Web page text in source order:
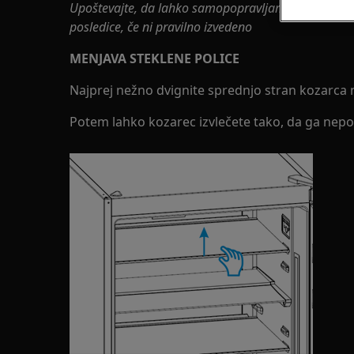
Upoštevajte, da lahko samopopravljanje ali
posledice, če ni pravilno izvedeno
MENJAVA STEKLENE POLICE
Najprej nežno dvignite sprednjo stran kozarca
Potem lahko kozarec izvlečete tako, da ga